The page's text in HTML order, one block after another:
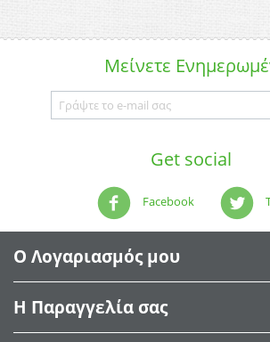
Μείνετε
Get social
Facebook
Ο Λογαριασμός μου
Η Παραγγελία σας